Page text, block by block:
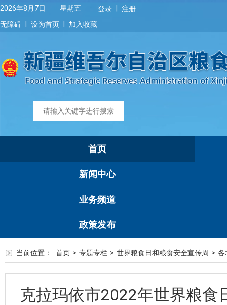
2026年8月7日 星期五 登录
注册
无障碍
设为首页 加入收藏
首页
新闻中心
业务频道
政策发布
当前位置： 首页 > 专题专栏 > 世界粮食日和粮食安全宣传周 > 各
克拉玛依市2022年世界粮食